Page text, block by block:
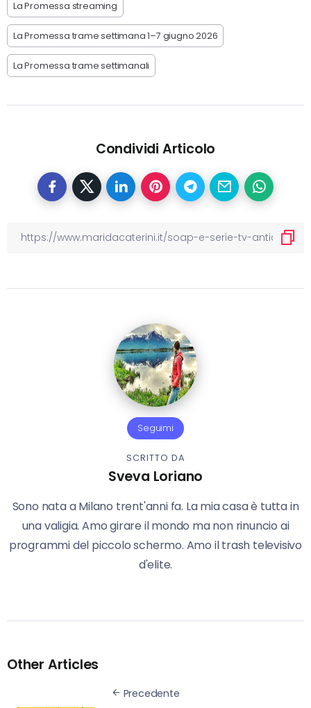
La Promessa streaming
La Promessa trame settimana 1–7 giugno 2026
La Promessa trame settimanali
Condividi Articolo
Seguimi
SCRITTO DA
Sveva Loriano
Sono nata a Milano trent'anni fa. La mia casa è tutta in
una valigia. Amo girare il mondo ma non rinuncio ai
programmi del piccolo schermo. Amo il trash televisivo
d'elite.
Other Articles
Precedente